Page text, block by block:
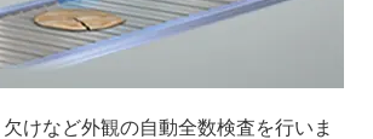
けなど外観の自動全数検査を行いま